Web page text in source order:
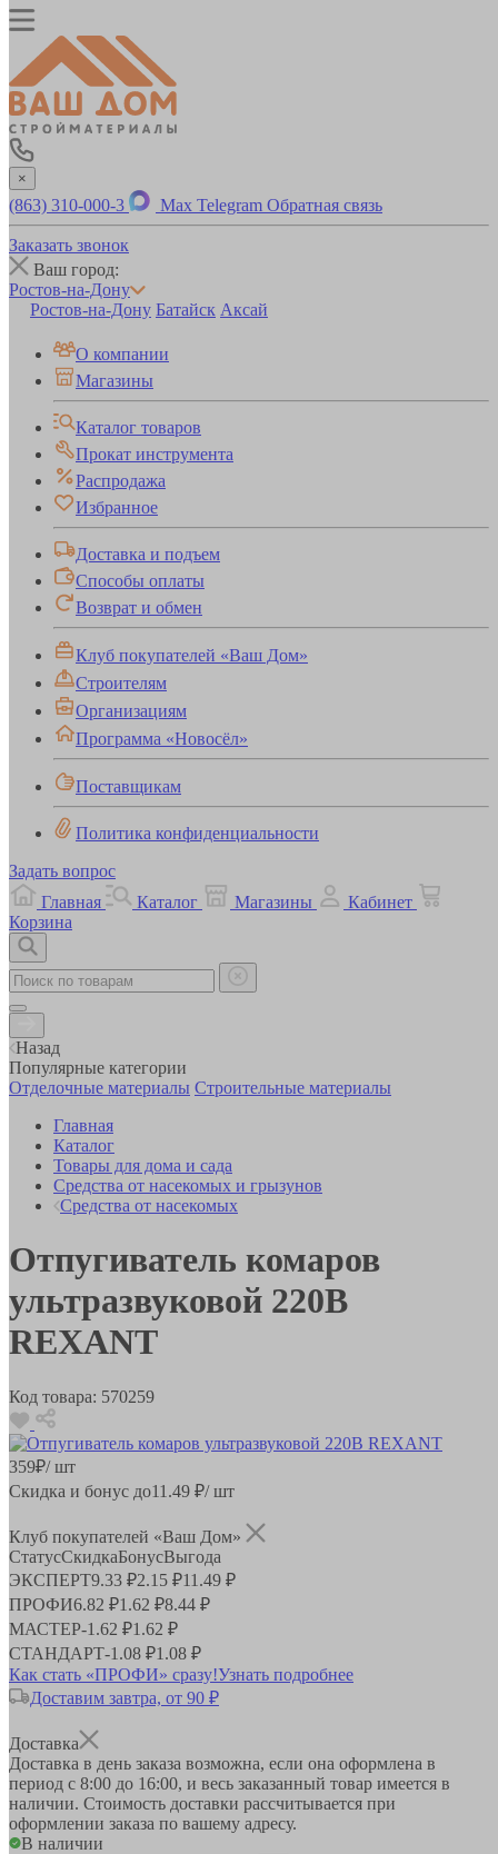
×
(863) 310-000-3 Max Telegram Обратная связь
Заказать звонок
Ваш город:
Ростов-на-Дону
Ростов-на-Дону Батайск Аксай
О компании
Магазины
Каталог товаров
Прокат инструмента
Распродажа
Избранное
Доставка и подъем
Способы оплаты
Возврат и обмен
Клуб покупателей «Ваш Дом»
Строителям
Организациям
Программа «Новосёл»
Поставщикам
Политика конфиденциальности
Задать вопрос
Главная
Каталог Магазины
Кабинет
Корзина
Назад
Популярные категории
Отделочные материалы Строительные материалы
Главная
Каталог
Товары для дома и сада
Средства от насекомых и грызунов
Средства от насекомых
Отпугиватель комаров
ультразвуковой 220В
REXANT
Код товара: 570259
359₽/ шт
Скидка и бонус до11.49 ₽/ шт
Клуб покупателей «Ваш Дом»
СтатусСкидкаБонусВыгода
ЭКСПЕРТ9.33 ₽2.15 ₽11.49 ₽
ПРОФИ6.82 ₽1.62 ₽8.44 ₽
МАСТЕР-1.62 ₽1.62 ₽
СТАНДАРТ-1.08 ₽1.08 ₽
Как стать «ПРОФИ» сразу!Узнать подробнее
Доставим завтра, от 90 ₽
Доставка
Доставка в день заказа возможна, если она оформлена в
период с 8:00 до 16:00, и весь заказанный товар имеется в
наличии. Стоимость доставки рассчитывается при
оформлении заказа по вашему адресу.
В наличии